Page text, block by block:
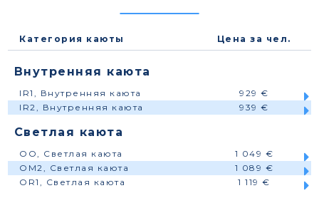
Категория каюты Цена за чел.
Внутренняя каюта
IR1, Внутренняя каюта
929 €
IR2, Внутренняя каюта
939 €
Светлая каюта
OO, Светлая каюта
1 049 €
OM2, Светлая каюта
1 089 €
OR1, Светлая каюта
1 119 €